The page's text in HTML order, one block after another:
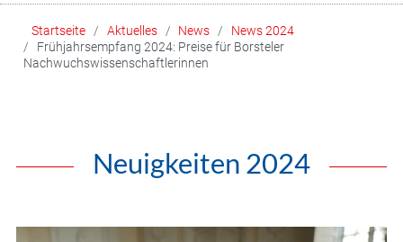
Startseite Aktuelles News
News 2024
Frühjahrsempfang 2024: Preise für Borsteler
Nachwuchswissenschaftlerinnen
Neuigkeiten 2024